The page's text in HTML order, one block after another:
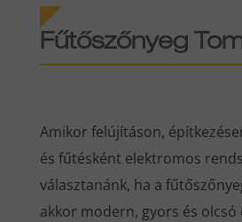
Fűtőszőnyeg
Amikor felújításon,
és fűtésként elektromos
választanánk, ha a
akkor modern, gyors és